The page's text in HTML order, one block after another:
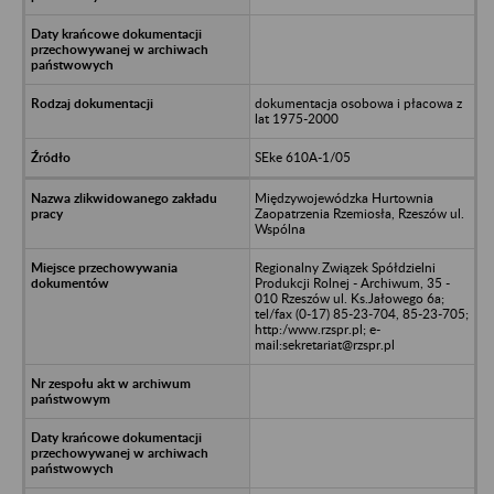
dokumentacja osobowa i płacowa z
lat 1975-2000
SEke 610A-1/05
Międzywojewódzka Hurtownia
Zaopatrzenia Rzemiosła, Rzeszów ul.
Wspólna
Regionalny Związek Spółdzielni
Produkcji Rolnej - Archiwum, 35 -
010 Rzeszów ul. Ks.Jałowego 6a;
tel/fax (0-17) 85-23-704, 85-23-705;
http:/www.rzspr.pl; e-
mail:sekretariat@rzspr.pl